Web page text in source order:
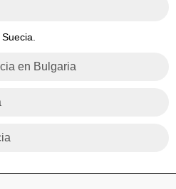
en Bulgaria